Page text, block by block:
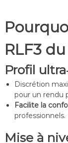
RLF3
Profil
Discrétion
pour un rendu
Facilite la
professionnels.
Mise à